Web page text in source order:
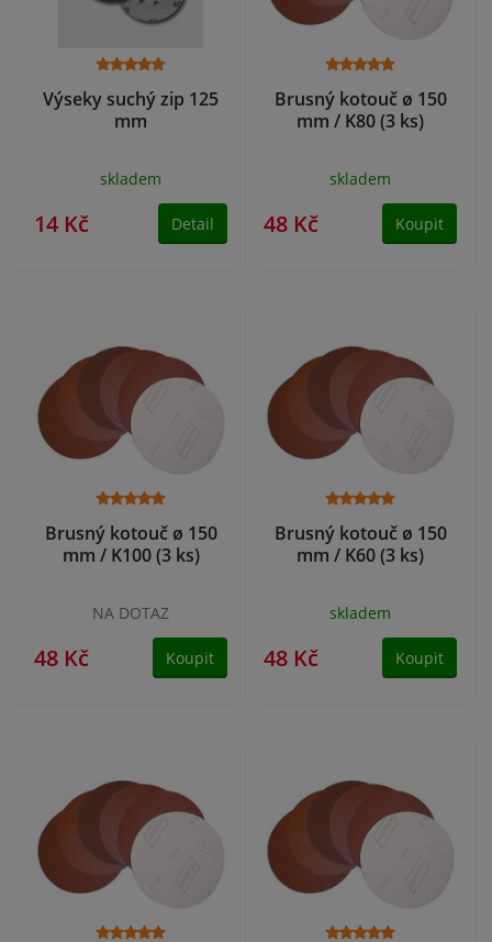
Výseky suchý zip 125
mm
skladem
14 Kč Detail
Brusný kotouč ø 150
mm / K80 (3 ks)
skladem
48 Kč Koupit
Brusný kotouč ø 150
mm / K100 (3 ks)
NA DOTAZ
48 Kč Koupit
Brusný kotouč ø 150
mm / K60 (3 ks)
skladem
48 Kč Koupit